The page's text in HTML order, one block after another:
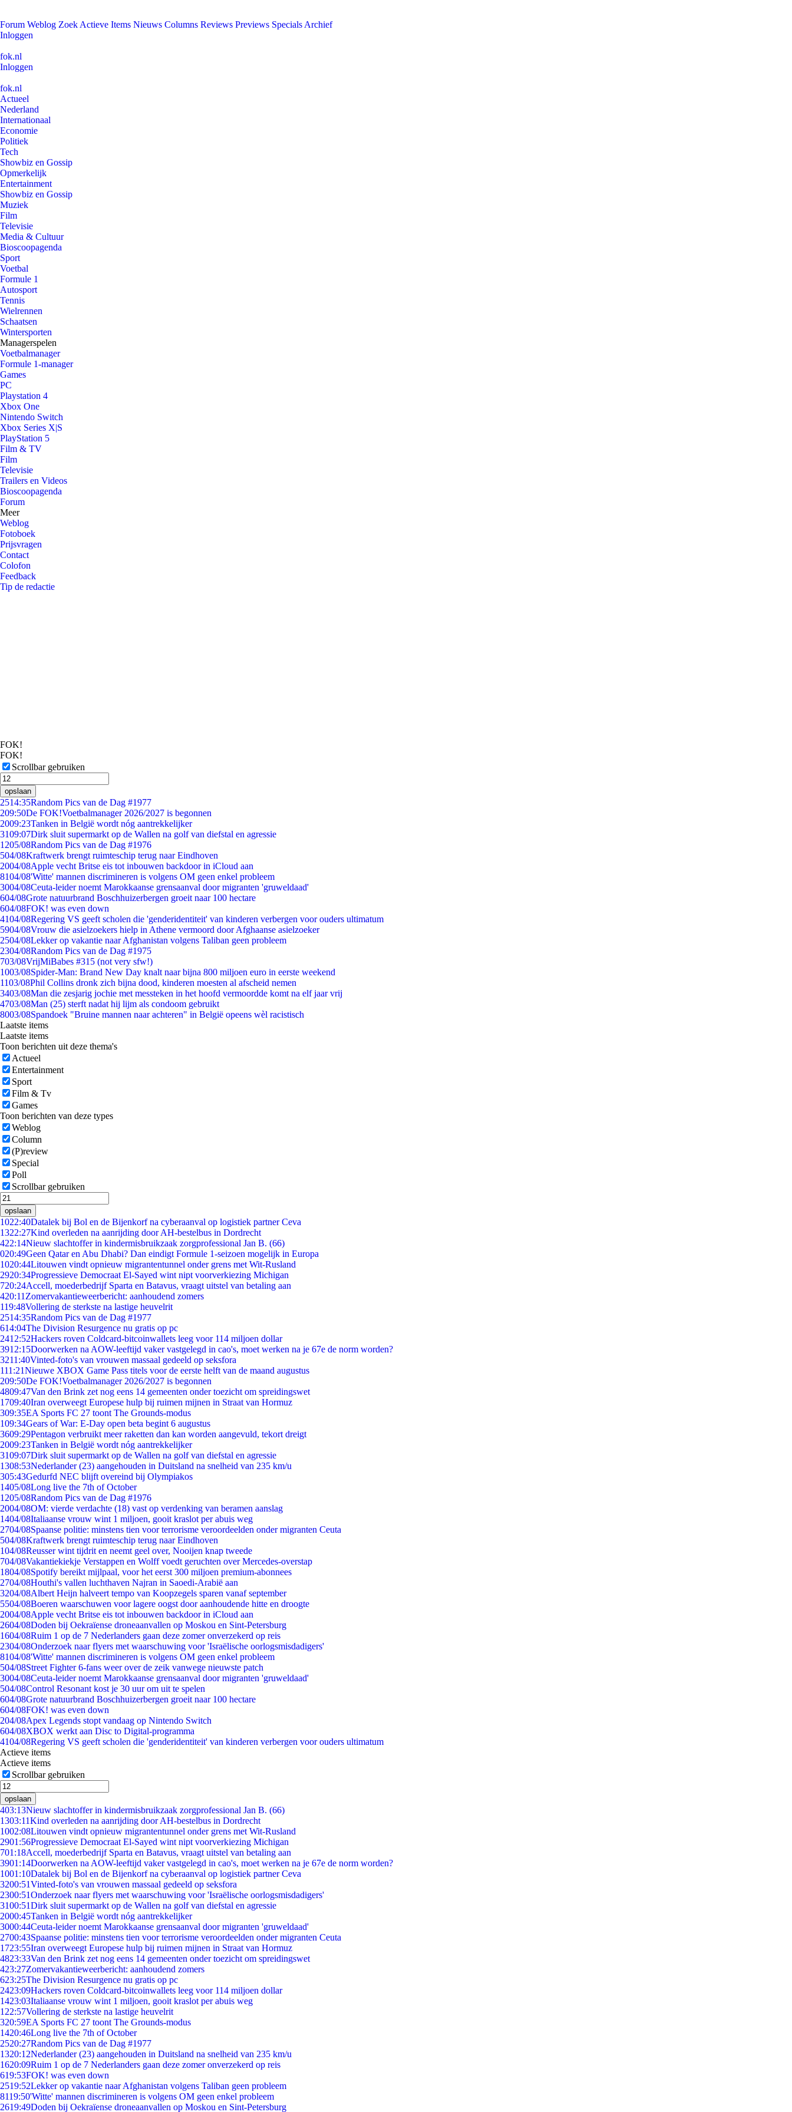
Forum Weblog Zoek Actieve Items Nieuws Columns Reviews Previews Specials Archief
Inloggen
fok.nl
Inloggen
fok.nl
Actueel
Nederland
Internationaal
Economie
Politiek
Tech
Showbiz en Gossip
Opmerkelijk
Entertainment
Showbiz en Gossip
Muziek
Film
Televisie
Media & Cultuur
Bioscoopagenda
Sport
Voetbal
Formule 1
Autosport
Tennis
Wielrennen
Schaatsen
Wintersporten
Managerspelen
Voetbalmanager
Formule 1-manager
Games
PC
Playstation 4
Xbox One
Nintendo Switch
Xbox Series X|S
PlayStation 5
Film & TV
Film
Televisie
Trailers en Videos
Bioscoopagenda
Forum
Meer
Weblog
Fotoboek
Prijsvragen
Contact
Colofon
Feedback
Tip de redactie
FOK!
FOK!
Scrollbar gebruiken
opslaan
2514:35Random Pics van de Dag #1977
209:50De FOK!Voetbalmanager 2026/2027 is begonnen
2009:23Tanken in België wordt nóg aantrekkelijker
3109:07Dirk sluit supermarkt op de Wallen na golf van diefstal en agressie
1205/08Random Pics van de Dag #1976
504/08Kraftwerk brengt ruimteschip terug naar Eindhoven
2004/08Apple vecht Britse eis tot inbouwen backdoor in iCloud aan
8104/08'Witte' mannen discrimineren is volgens OM geen enkel probleem
3004/08Ceuta-leider noemt Marokkaanse grensaanval door migranten 'gruweldaad'
604/08Grote natuurbrand Boschhuizerbergen groeit naar 100 hectare
604/08FOK! was even down
4104/08Regering VS geeft scholen die 'genderidentiteit' van kinderen verbergen voor ouders ultimatum
5904/08Vrouw die asielzoekers hielp in Athene vermoord door Afghaanse asielzoeker
2504/08Lekker op vakantie naar Afghanistan volgens Taliban geen probleem
2304/08Random Pics van de Dag #1975
703/08VrijMiBabes #315 (not very sfw!)
1003/08Spider-Man: Brand New Day knalt naar bijna 800 miljoen euro in eerste weekend
1103/08Phil Collins dronk zich bijna dood, kinderen moesten al afscheid nemen
3403/08Man die zesjarig jochie met messteken in het hoofd vermoordde komt na elf jaar vrij
4703/08Man (25) sterft nadat hij lijm als condoom gebruikt
8003/08Spandoek "Bruine mannen naar achteren" in België opeens wèl racistisch
Laatste items
Laatste items
Toon berichten uit deze thema's
Actueel
Entertainment
Sport
Film & Tv
Games
Toon berichten van deze types
Weblog
Column
(P)review
Special
Poll
Scrollbar gebruiken
opslaan
1022:40Datalek bij Bol en de Bijenkorf na cyberaanval op logistiek partner Ceva
1322:27Kind overleden na aanrijding door AH-bestelbus in Dordrecht
422:14Nieuw slachtoffer in kindermisbruikzaak zorgprofessional Jan B. (66)
020:49Geen Qatar en Abu Dhabi? Dan eindigt Formule 1-seizoen mogelijk in Europa
1020:44Litouwen vindt opnieuw migrantentunnel onder grens met Wit-Rusland
2920:34Progressieve Democraat El-Sayed wint nipt voorverkiezing Michigan
720:24Accell, moederbedrijf Sparta en Batavus, vraagt uitstel van betaling aan
420:11 Zomervakantieweerbericht: aanhoudend zomers
119:48Vollering de sterkste na lastige heuvelrit
2514:35Random Pics van de Dag #1977
614:04The Division Resurgence nu gratis op pc
2412:52Hackers roven Coldcard-bitcoinwallets leeg voor 114 miljoen dollar
3912:15Doorwerken na AOW-leeftijd vaker vastgelegd in cao's, moet werken na je 67e de norm worden?
3211:40Vinted-foto's van vrouwen massaal gedeeld op seksfora
111:21Nieuwe XBOX Game Pass titels voor de eerste helft van de maand augustus
209:50De FOK!Voetbalmanager 2026/2027 is begonnen
4809:47Van den Brink zet nog eens 14 gemeenten onder toezicht om spreidingswet
1709:40Iran overweegt Europese hulp bij ruimen mijnen in Straat van Hormuz
309:35EA Sports FC 27 toont The Grounds-modus
109:34Gears of War: E-Day open beta begint 6 augustus
3609:29Pentagon verbruikt meer raketten dan kan worden aangevuld, tekort dreigt
2009:23Tanken in België wordt nóg aantrekkelijker
3109:07Dirk sluit supermarkt op de Wallen na golf van diefstal en agressie
1308:53Nederlander (23) aangehouden in Duitsland na snelheid van 235 km/u
305:43Gedurfd NEC blijft overeind bij Olympiakos
1405/08Long live the 7th of October
1205/08Random Pics van de Dag #1976
2004/08OM: vierde verdachte (18) vast op verdenking van beramen aanslag
1404/08Italiaanse vrouw wint 1 miljoen, gooit kraslot per abuis weg
2704/08Spaanse politie: minstens tien voor terrorisme veroordeelden onder migranten Ceuta
504/08Kraftwerk brengt ruimteschip terug naar Eindhoven
104/08Reusser wint tijdrit en neemt geel over, Nooijen knap tweede
704/08Vakantiekiekje Verstappen en Wolff voedt geruchten over Mercedes-overstap
1804/08Spotify bereikt mijlpaal, voor het eerst 300 miljoen premium-abonnees
2704/08Houthi's vallen luchthaven Najran in Saoedi-Arabië aan
3204/08Albert Heijn halveert tempo van Koopzegels sparen vanaf september
5504/08Boeren waarschuwen voor lagere oogst door aanhoudende hitte en droogte
2004/08Apple vecht Britse eis tot inbouwen backdoor in iCloud aan
2604/08Doden bij Oekraïense droneaanvallen op Moskou en Sint-Petersburg
1604/08Ruim 1 op de 7 Nederlanders gaan deze zomer onverzekerd op reis
2304/08Onderzoek naar flyers met waarschuwing voor 'Israëlische oorlogsmisdadigers'
8104/08'Witte' mannen discrimineren is volgens OM geen enkel probleem
504/08Street Fighter 6-fans weer over de zeik vanwege nieuwste patch
3004/08Ceuta-leider noemt Marokkaanse grensaanval door migranten 'gruweldaad'
504/08Control Resonant kost je 30 uur om uit te spelen
604/08Grote natuurbrand Boschhuizerbergen groeit naar 100 hectare
604/08FOK! was even down
204/08Apex Legends stopt vandaag op Nintendo Switch
604/08XBOX werkt aan Disc to Digital-programma
4104/08Regering VS geeft scholen die 'genderidentiteit' van kinderen verbergen voor ouders ultimatum
Actieve items
Actieve items
Scrollbar gebruiken
opslaan
403:13Nieuw slachtoffer in kindermisbruikzaak zorgprofessional Jan B. (66)
1303:11Kind overleden na aanrijding door AH-bestelbus in Dordrecht
1002:08Litouwen vindt opnieuw migrantentunnel onder grens met Wit-Rusland
2901:56Progressieve Democraat El-Sayed wint nipt voorverkiezing Michigan
701:18Accell, moederbedrijf Sparta en Batavus, vraagt uitstel van betaling aan
3901:14Doorwerken na AOW-leeftijd vaker vastgelegd in cao's, moet werken na je 67e de norm worden?
1001:10Datalek bij Bol en de Bijenkorf na cyberaanval op logistiek partner Ceva
3200:51Vinted-foto's van vrouwen massaal gedeeld op seksfora
2300:51Onderzoek naar flyers met waarschuwing voor 'Israëlische oorlogsmisdadigers'
3100:51Dirk sluit supermarkt op de Wallen na golf van diefstal en agressie
2000:45Tanken in België wordt nóg aantrekkelijker
3000:44Ceuta-leider noemt Marokkaanse grensaanval door migranten 'gruweldaad'
2700:43Spaanse politie: minstens tien voor terrorisme veroordeelden onder migranten Ceuta
1723:55Iran overweegt Europese hulp bij ruimen mijnen in Straat van Hormuz
4823:33Van den Brink zet nog eens 14 gemeenten onder toezicht om spreidingswet
423:27Zomervakantieweerbericht: aanhoudend zomers
623:25The Division Resurgence nu gratis op pc
2423:09Hackers roven Coldcard-bitcoinwallets leeg voor 114 miljoen dollar
1423:03Italiaanse vrouw wint 1 miljoen, gooit kraslot per abuis weg
1 22:57Vollering de sterkste na lastige heuvelrit
320:59EA Sports FC 27 toont The Grounds-modus
1420:46Long live the 7th of October
2520:27Random Pics van de Dag #1977
1320:12Nederlander (23) aangehouden in Duitsland na snelheid van 235 km/u
1620:09Ruim 1 op de 7 Nederlanders gaan deze zomer onverzekerd op reis
619:53FOK! was even down
2519:52Lekker op vakantie naar Afghanistan volgens Taliban geen probleem
8119:50'Witte' mannen discrimineren is volgens OM geen enkel probleem
2619:49Doden bij Oekraïense droneaanvallen op Moskou en Sint-Petersburg